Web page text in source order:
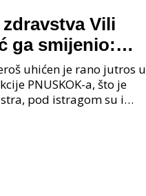
Vili
ga smijenio:
zbog korupcije
uhićen je rano jutros u
PNUSKOK-a, što je
pod istragom su i